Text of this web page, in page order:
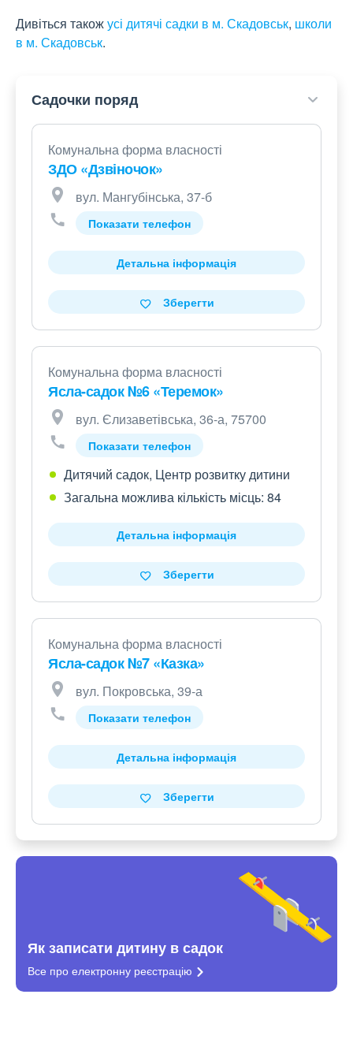
Дивіться такожусі дитячі садки в м. Скадовськ, школи
в м. Скадовськ.
Садочки поряд
Комунальна форма власності
ЗДО «Дзвіночок»
вул. Мангубінська, 37-б
Показати телефон
Детальна інформація
Зберегти
Комунальна форма власності
Ясла-садок №6 «Теремок»
вул. Єлизаветівська, 36-а, 75700
Показати телефон
Дитячий садок, Центр розвитку дитини
Загальна можлива кількість місць: 84
Детальна інформація
Зберегти
Комунальна форма власності
Ясла-садок №7 «Казка»
вул. Покровська, 39-а
Показати телефон
Детальна інформація
Зберегти
Як записати дитину в садок
Все про електронну реєстрацію